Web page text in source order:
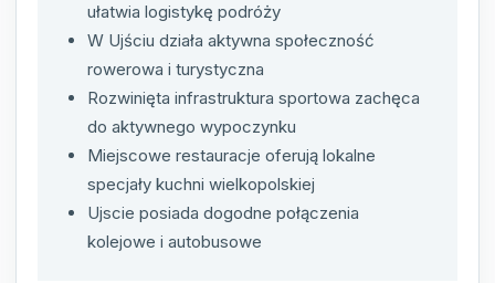
ułatwia logistykę podróży
W Ujściu działa aktywna społeczność
rowerowa i turystyczna
Rozwinięta infrastruktura sportowa zachęca
do aktywnego wypoczynku
Miejscowe restauracje oferują lokalne
specjały kuchni wielkopolskiej
Ujscie posiada dogodne połączenia
kolejowe i autobusowe